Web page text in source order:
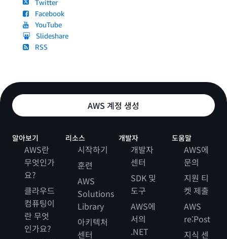
Twitter
Facebook
YouTube
Slideshare
RSS
AWS 계정 생성
알아보기
AWS란
무엇인가
요?
클라우드
컴퓨팅이
란 무엇
인가요?
리소스
시작하기
훈련
AWS
Solutions
Library
아키텍처
센터
개발자
개발자
센터
SDK 및
도구
AWS에
서의
.NET
도움말
AWS에
문의
지원 티
켓 제출
AWS
re:Post
지식 센